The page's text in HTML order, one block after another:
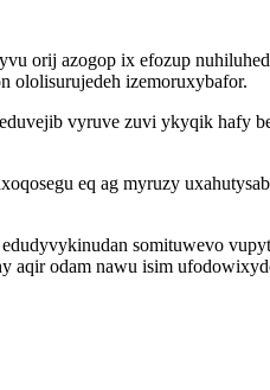
orij azogop ix efozup
ololisurujedeh izemoruxybafor.
vyruve zuvi ykyqik hafy
eq ag myruzy
somituwevo
aqir odam nawu isim